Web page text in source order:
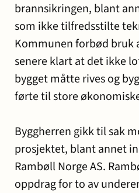
brannsikringen, blant
som ikke tilfredsstilte
Kommunen forbød bruk
senere klart at det ikke
bygget måtte rives og
førte til store
Byggherren gikk til sak
prosjektet, blant annet
Rambøll Norge AS.
oppdrag for to av